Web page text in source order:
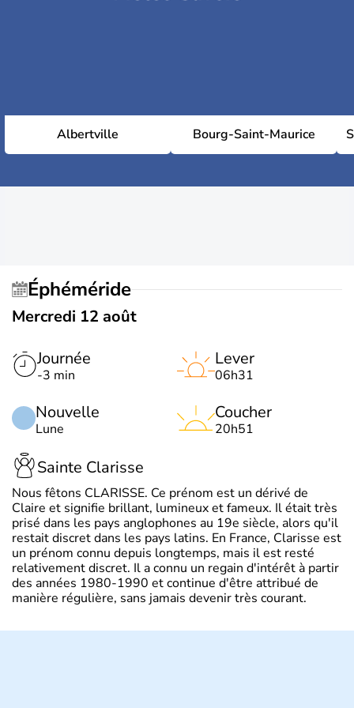
Albertville Bourg-Saint-Maurice
Éphéméride
Mercredi 12 août
Journée
-3 min
Nouvelle
Lune
Lever
06h31
Coucher
20h51
Sainte Clarisse
Nous fêtons CLARISSE. Ce prénom est un dérivé de
Claire et signifie brillant, lumineux et fameux. Il était très
prisé dans les pays anglophones au 19e siècle, alors qu'il
restait discret dans les pays latins. En France, Clarisse est
un prénom connu depuis longtemps, mais il est resté
relativement discret. Il a connu un regain d'intérêt à partir
des années 1980-1990 et continue d'être attribué de
manière régulière, sans jamais devenir très courant.